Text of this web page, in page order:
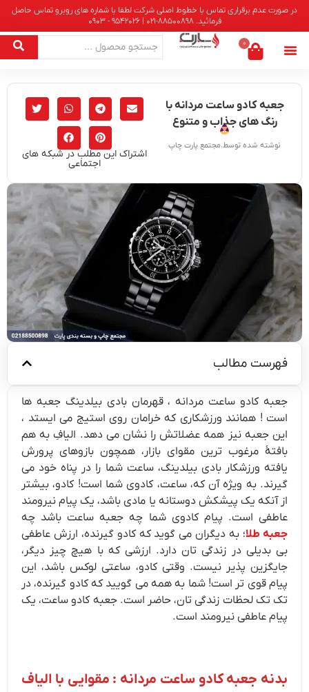
در صورت عدم برقراری تماس با خطوط اصلی شرکت لطفا با شماره های روبرو تماس حاصل
فرمائید. 88500898-021 | 9542026 - 0903
0
جعبه کادو ساعت مردانه با
رنگ های جذاب و متنوع
نوشته شده توسط.مجتمع پارت چاپ
اشتراک این مطلب در شبکه های
اجتماعی
فهرست مطالب
جعبه کادو ساعت مردانه ، قهرمان بادی بیلدینگ جعبه ها
است ! همانند ورزشکاری که خرامان روی استیج می ایستد ،
این جعبه نیز همه عضلاتش را نشان می دهد. الیافِ به هم
بافتۀ مرغوب ترین مقوای بازار، همچون بازوهای پرورش
یافته ورزشکار بادی بیلدینگ، ساعت شما را در پناه خود می
گیرند. به ویژه آن که، ساعت، کادوی شما است! کادو، بیشتر
از آنکه یک پیشکش دوستانه یا مادی باشد، یک پیام نیرومند
عاطفی است. پیام کادوی شما چه جعبه ساعت باشد چه
جعبه طلا؛ به دیگران می گوید که کادو گیرنده، ارزش عاطفی
بی بدیلی در زندگی تان دارد. ارزشی که با هیچ چیز دیگر،
جایگزین پذیر نیست. وقتی کادو، ساعتی لوکس باشد، این
پیام قوی تر است! شما به همه می گویید که کادو گیرنده، در
تک تک لحظات زندگی تان، حاضر است. جعبه کادو ساعت، یک
پیام عاطفی نیرومند است.
بدنه جعبه کادو ساعت مردانه : مقوایی با الیاف